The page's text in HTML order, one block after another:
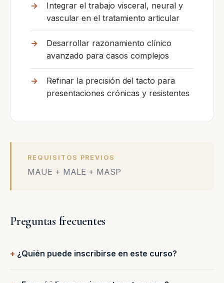
Integrar el trabajo visceral, neural y
vascular en el tratamiento articular
Desarrollar razonamiento clínico
avanzado para casos complejos
Refinar la precisión del tacto para
presentaciones crónicas y resistentes
REQUISITOS PREVIOS
MAUE + MALE + MASP
Preguntas frecuentes
¿Quién puede inscribirse en este curso?